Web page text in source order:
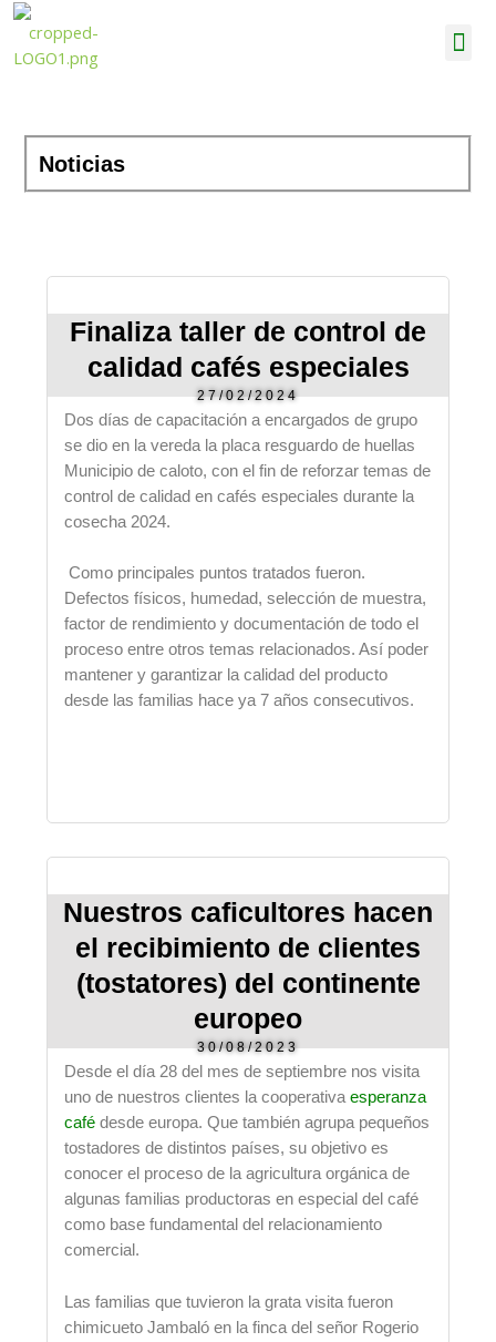
contenido
Noticias
Finaliza taller de control de
calidad cafés especiales
27/02/2024
Dos días de capacitación a encargados de grupo
se dio en la vereda la placa resguardo de huellas
Municipio de caloto, con el fin de reforzar temas de
control de calidad en cafés especiales durante la
cosecha 2024.
Como principales puntos tratados fueron.
Defectos físicos, humedad, selección de muestra,
factor de rendimiento y documentación de todo el
proceso entre otros temas relacionados. Así poder
mantener y garantizar la calidad del producto
desde las familias hace ya 7 años consecutivos.
Nuestros caficultores hacen
el recibimiento de clientes
(tostatores) del continente
europeo
30/08/2023
Desde el día 28 del mes de septiembre nos visita
uno de nuestros clientes la cooperativaesperanza
café desde europa. Que también agrupa pequeños
tostadores de distintos países, su objetivo es
conocer el proceso de la agricultura orgánica de
algunas familias productoras en especial del café
como base fundamental del relacionamiento
comercial.
Las familias que tuvieron la grata visita fueron
chimicueto Jambaló en la finca del señor Rogerio